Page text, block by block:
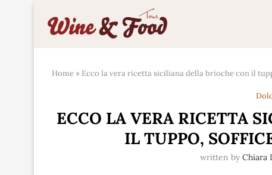
Home » Ecco la vera ricetta siciliana della brioche con il
ECCO LA VERA RICETTA
IL TUPPO,
written by Chiara